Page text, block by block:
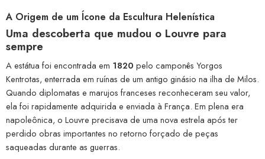
A Origem de um Ícone da Escultura Helenística
Uma descoberta que mudou o Louvre para
sempre
A estátua foi encontrada em 1820 pelo camponês Yorgos
Kentrotas, enterrada em ruínas de um antigo ginásio na ilha de Milos.
Quando diplomatas e marujos franceses reconheceram seu valor,
ela foi rapidamente adquirida e enviada à França. Em plena era
napoleônica, o Louvre precisava de uma nova estrela após ter
perdido obras importantes no retorno forçado de peças
saqueadas durante as guerras.